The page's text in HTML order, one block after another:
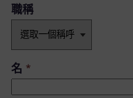
職稱
名 *